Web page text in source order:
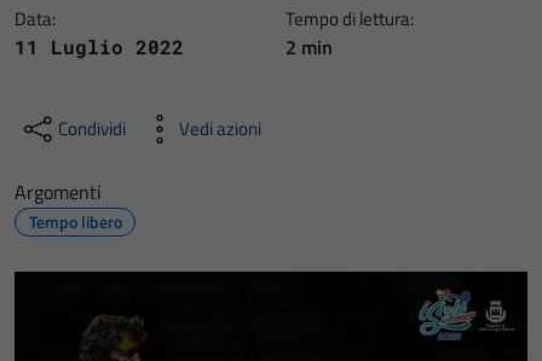
Data:
11 Luglio 2022
Tempo di lettura:
2 min
Condividi Vedi azioni
Argomenti
Tempo libero